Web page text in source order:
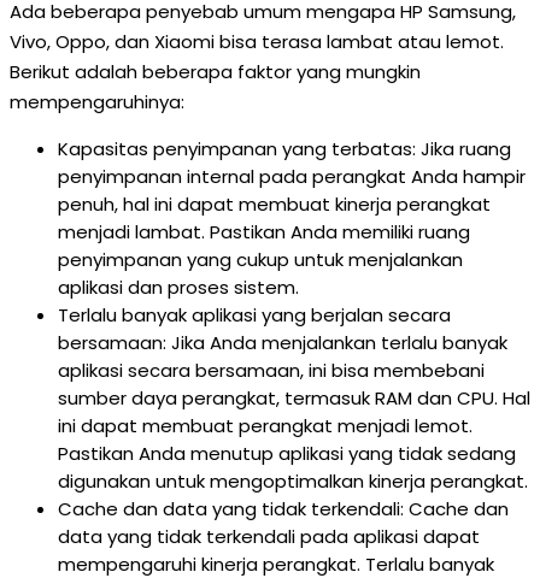
Ada beberapa penyebab umum mengapa HP Samsung,
Vivo, Oppo, dan Xiaomi bisa terasa lambat atau lemot.
Berikut adalah beberapa faktor yang mungkin
mempengaruhinya:
Kapasitas penyimpanan yang terbatas: Jika ruang
penyimpanan internal pada perangkat Anda hampir
penuh, hal ini dapat membuat kinerja perangkat
menjadi lambat. Pastikan Anda memiliki ruang
penyimpanan yang cukup untuk menjalankan
aplikasi dan proses sistem.
Terlalu banyak aplikasi yang berjalan secara
bersamaan: Jika Anda menjalankan terlalu banyak
aplikasi secara bersamaan, ini bisa membebani
sumber daya perangkat, termasuk RAM dan CPU. Hal
ini dapat membuat perangkat menjadi lemot.
Pastikan Anda menutup aplikasi yang tidak sedang
digunakan untuk mengoptimalkan kinerja perangkat.
Cache dan data yang tidak terkendali: Cache dan
data yang tidak terkendali pada aplikasi dapat
mempengaruhi kinerja perangkat. Terlalu banyak